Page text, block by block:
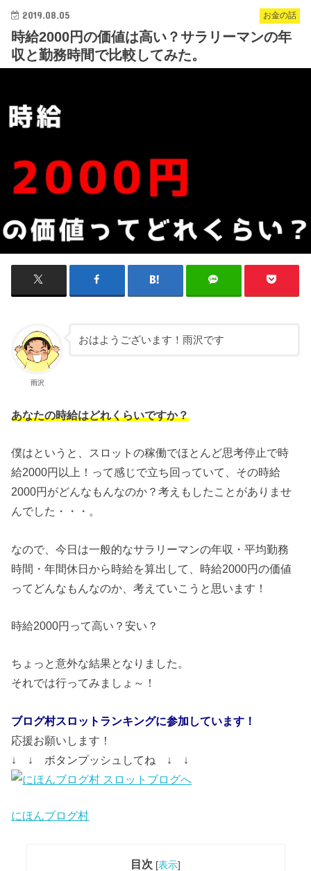
お金の話
2019.08.05
時給2000円の価値は高い？サラリーマンの年
収と勤務時間で比較してみた。
雨沢
おはようございます！雨沢です
あなたの時給はどれくらいですか？
僕はというと、スロットの稼働でほとんど思考停止で時
給2000円以上！って感じで立ち回っていて、その時給
2000円がどんなもんなのか？考えもしたことがありませ
んでした・・・。
なので、今日は一般的なサラリーマンの年収・平均勤務
時間・年間休日から時給を算出して、時給2000円の価値
ってどんなもんなのか、考えていこうと思います！
時給2000円って高い？安い？
ちょっと意外な結果となりました。
それでは行ってみましょ～！
ブログ村スロットランキングに参加しています！
応援お願いします！
↓ ↓ ボタンプッシュしてね ↓ ↓
にほんブログ村
目次 [表示]